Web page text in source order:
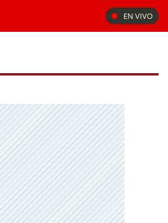
EN VIVO